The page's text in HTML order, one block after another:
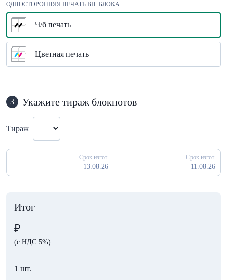
ОДНОСТОРОННЯЯ ПЕЧАТЬ ВН. БЛОКА
Ч/б печать
Цветная печать
3 Укажите тираж блокнотов
Тираж
Срок изгот.
13.08.26
Срок изгот.
11.08.26
Итог
₽
(с НДС 5%)
1 шт.